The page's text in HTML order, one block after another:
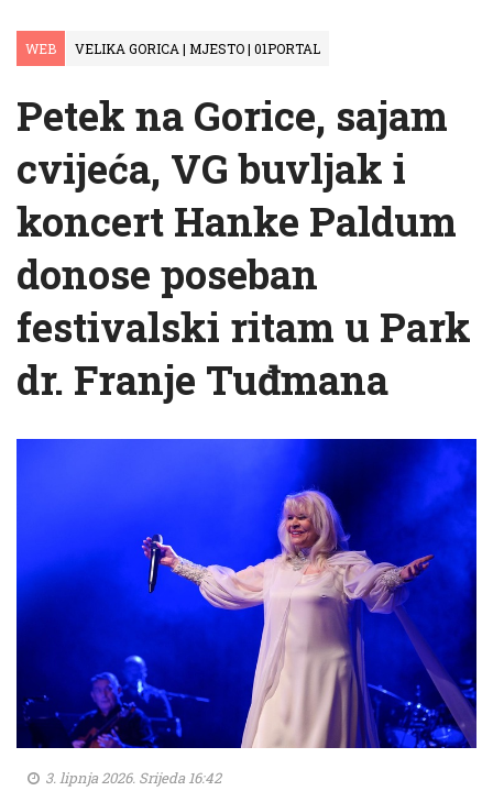
WEB VELIKA GORICA | MJESTO | 01PORTAL
Petek na Gorice, sajam
cvijeća, VG buvljak i
koncert Hanke Paldum
donose poseban
festivalski ritam u Park
dr. Franje Tuđmana
3. lipnja 2026. Srijeda 16:42